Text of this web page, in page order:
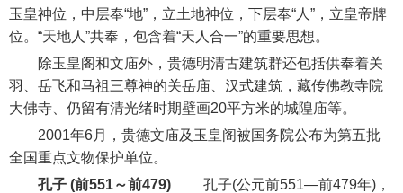
玉皇神位，中层奉“地”，立土地神位，下层奉“人”，立皇帝牌
位。“天地人”共奉，包含着“天人合一”的重要思想。
除玉皇阁和文庙外，贵德明清古建筑群还包括供奉着关
羽、岳飞和马祖三尊神的关岳庙、汉式建筑，藏传佛教寺院
大佛寺、仍留有清光绪时期壁画20平方米的城隍庙等。
2001年6月，贵德文庙及玉皇阁被国务院公布为第五批
全国重点文物保护单位。
孔子 (前551～前479) 孔子(公元前551—前479年)，